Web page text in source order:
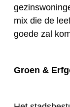
mix die de
goede zal
Groen &